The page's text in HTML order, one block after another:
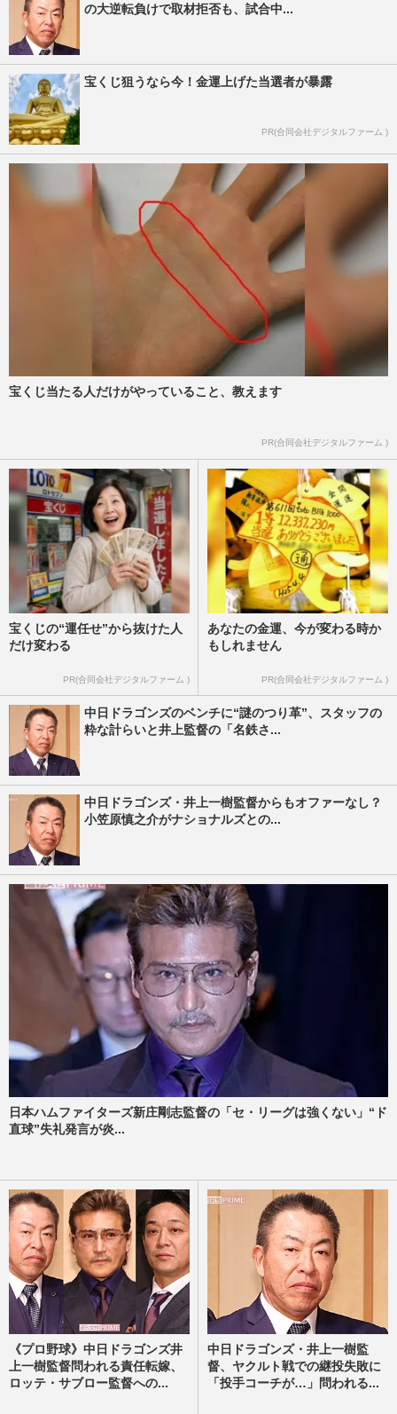
の大逆転負けで取材拒否も、試合中...
宝くじ狙うなら今！金運上げた当選者が暴露
PR(合同会社デジタルファーム )
宝くじ当たる人だけがやっていること、教えます
PR(合同会社デジタルファーム )
宝くじの“運任せ”から抜けた人
だけ変わる
PR(合同会社デジタルファーム )
あなたの金運、今が変わる時か
もしれません
PR(合同会社デジタルファーム )
中日ドラゴンズのベンチに“謎のつり革”、スタッフの
粋な計らいと井上監督の「名鉄さ...
中日ドラゴンズ・井上一樹監督からもオファーなし？
小笠原慎之介がナショナルズとの...
日本ハムファイターズ新庄剛志監督の「セ・リーグは強くない」“ド
直球”失礼発言が炎...
《プロ野球》中日ドラゴンズ井
上一樹監督問われる責任転嫁、
ロッテ・サブロー監督への...
中日ドラゴンズ・井上一樹監
督、ヤクルト戦での継投失敗に
「投手コーチが…」問われる...